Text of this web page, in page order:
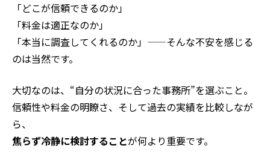
「どこが信頼できるのか」
「料金は適正なのか」
「本当に調査してくれるのか」——そんな不安を感じる
のは当然です。
大切なのは、“自分の状況に合った事務所”を選ぶこと。
信頼性や料金の明瞭さ、そして過去の実績を比較しなが
ら、
焦らず冷静に検討することが何より重要です。